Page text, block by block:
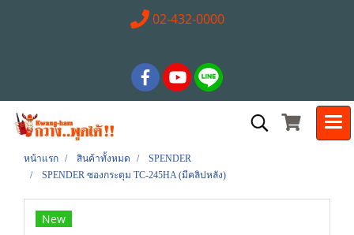
02-432-0000
หน้าแรก สินค้าทั้งหมด
SPENDER
SPENDER ซองกระดุม TC-245HA (มีคลิปหลัง)
New